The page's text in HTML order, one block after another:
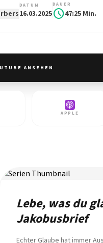
DATUM
16.03.2025
DAUER
schedule47:25 Min.
ANSEHEN
APPLE
Lebe, was du
Jakobusbrief
Echter Glaube hat immer